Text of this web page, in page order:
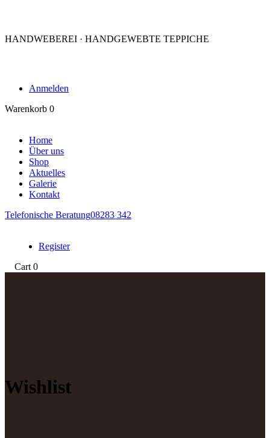
HANDWEBEREI · HANDGEWEBTE TEPPICHE
Anmelden
Warenkorb 0
Home
Über uns
Shop
Aktuelles
Galerie
Kontakt
Telefonische Beratung08283 342
Register
Cart 0
Wishlist